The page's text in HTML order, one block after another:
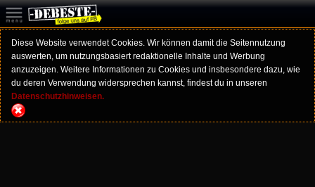
Diese Website verwendet Cookies. Wir können damit die Seitennutzung
auswerten, um nutzungsbasiert redaktionelle Inhalte und Werbung
anzuzeigen. Weitere Informationen zu Cookies und insbesondere dazu, wie
du deren Verwendung widersprechen kannst, findest du in unseren
Datenschutzhinweisen.